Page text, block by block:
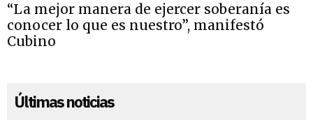
“La mejor manera de ejercer soberanía es
conocer lo que es nuestro”, manifestó
Cubino
Últimas noticias